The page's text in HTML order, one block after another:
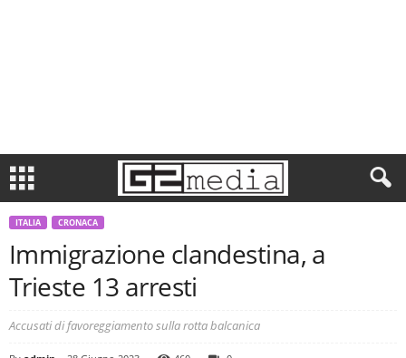
ITALIA CRONACA
Immigrazione clandestina, a
Trieste 13 arresti
Accusati di favoreggiamento sulla rotta balcanica